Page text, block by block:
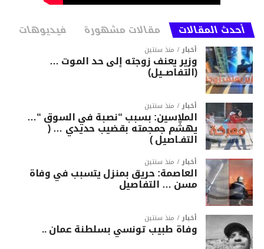
أحدث المقالات مقالات مشهورة فيديوهات
أخبار منذ سنتين
وزير يعنف زوجته إلى حد الموت …
(التفاصــيل)
أخبار منذ سنتين
الملاسين: بسبب “نصبة في السوق “…
يهشّم جمجمته بقضيب حديدي … (
التفـاصيل )
أخبار منذ سنتين
العاصمة: حريق بمنزل يتسبب في وفاة
مسن … التفاصيل
أخبار منذ سنتين
وفاة طبيب تونسي بسلطنة عمان ..